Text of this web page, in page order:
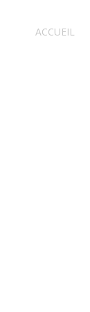
ACCUEIL